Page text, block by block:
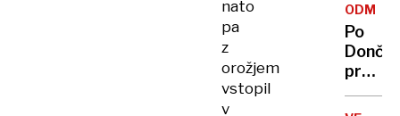
nato
pa
z
orožjem
vstopil
v
vlade
Po
Karma
je